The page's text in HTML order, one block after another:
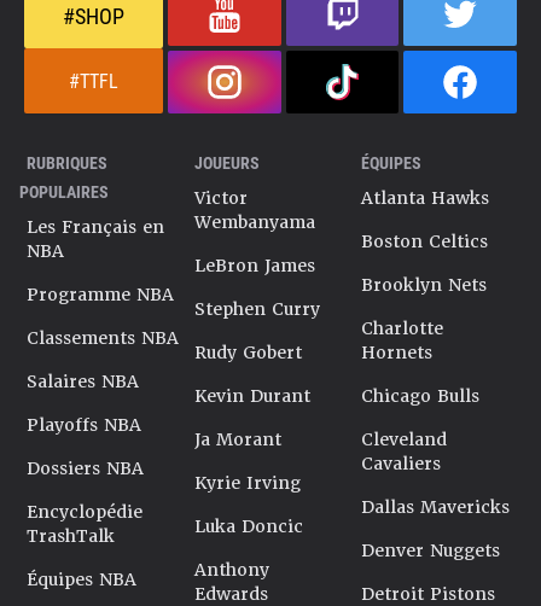
#SHOP
#TTFL
RUBRIQUES
POPULAIRES
Les Français en
NBA
Programme NBA
Classements NBA
Salaires NBA
Playoffs NBA
Dossiers NBA
Encyclopédie
TrashTalk
Équipes NBA
JOUEURS
Victor
Wembanyama
LeBron James
Stephen Curry
Rudy Gobert
Kevin Durant
Ja Morant
Kyrie Irving
Luka Doncic
Anthony
Edwards
ÉQUIPES
Atlanta Hawks
Boston Celtics
Brooklyn Nets
Charlotte
Hornets
Chicago Bulls
Cleveland
Cavaliers
Dallas Mavericks
Denver Nuggets
Detroit Pistons